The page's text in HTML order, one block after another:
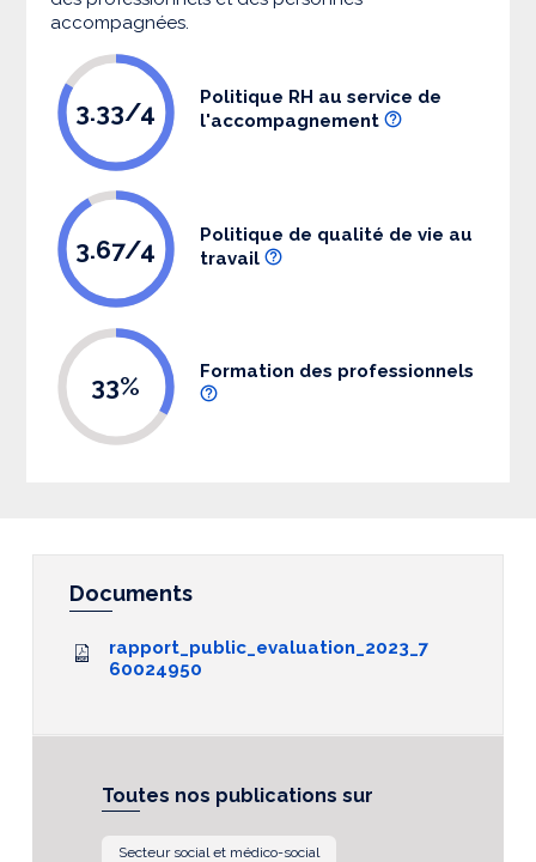
accompagnées.
3.33/4
Politique RH au service de
l'accompagnement
3.67/4
Politique de qualité de vie au
travail
33% Formation des professionnels
Documents
rapport_public_evaluation_2023_7
60024950
Toutes nos publications sur
Secteur social et médico-social